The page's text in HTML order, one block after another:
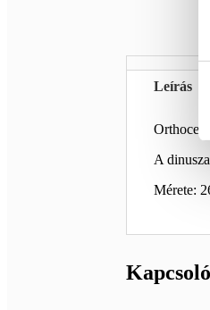
Leírás
A
Mérete: